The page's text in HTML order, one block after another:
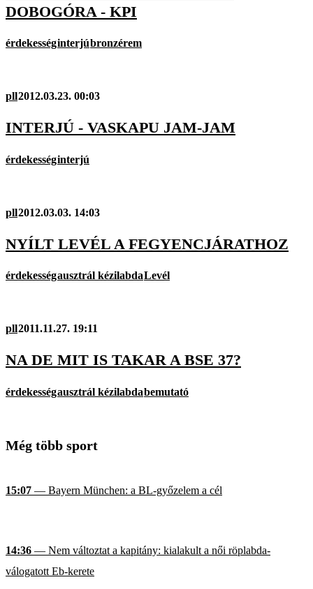
DOBOGÓRA - KPI
érdekességinterjúbronzérem
pll2012.03.23. 00:03
INTERJÚ - VASKAPU JAM-JAM
érdekességinterjú
pll2012.03.03. 14:03
NYÍLT LEVÉL A FEGYENCJÁRATHOZ
érdekességausztrál kézilabdaLevél
pll2011.11.27. 19:11
NA DE MIT IS TAKAR A BSE 37?
érdekességausztrál kézilabdabemutató
Még több sport
15:07 — Bayern München: a BL-győzelem a cél
14:36 — Nem változtat a kapitány: kialakult a női röplabda-
válogatott Eb-kerete